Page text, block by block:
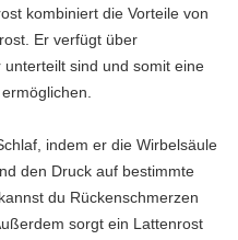
kombiniert die Vorteile von
Er verfügt über
sind und somit eine
indem er die Wirbelsäule
den Druck auf bestimmte
du Rückenschmerzen
sorgt ein Lattenrost